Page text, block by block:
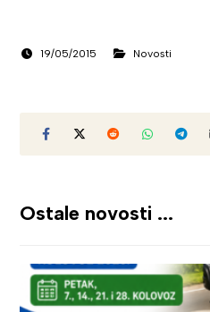
19/05/2015 Novosti
Ostale novosti ...